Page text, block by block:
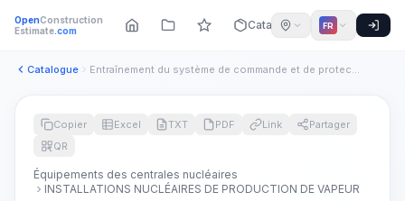
OpenConstruction
Estimate.com Catalogue FR
Catalogue Entraînement du système de commande et de protection (SCP) d...
Copier Excel TXT PDF Link
Partager
QR
Équipements des centrales nucléaires
INSTALLATIONS NUCLÉAIRES DE PRODUCTION DE VAPEUR